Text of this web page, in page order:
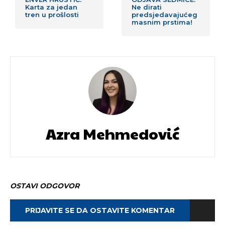
Karta za jedan
tren u prošlosti
Ne dirati
predsjedavajućeg
masnim prstima!
Azra Mehmedović
OSTAVI ODGOVOR
PRIJAVITE SE DA OSTAVITE KOMENTAR